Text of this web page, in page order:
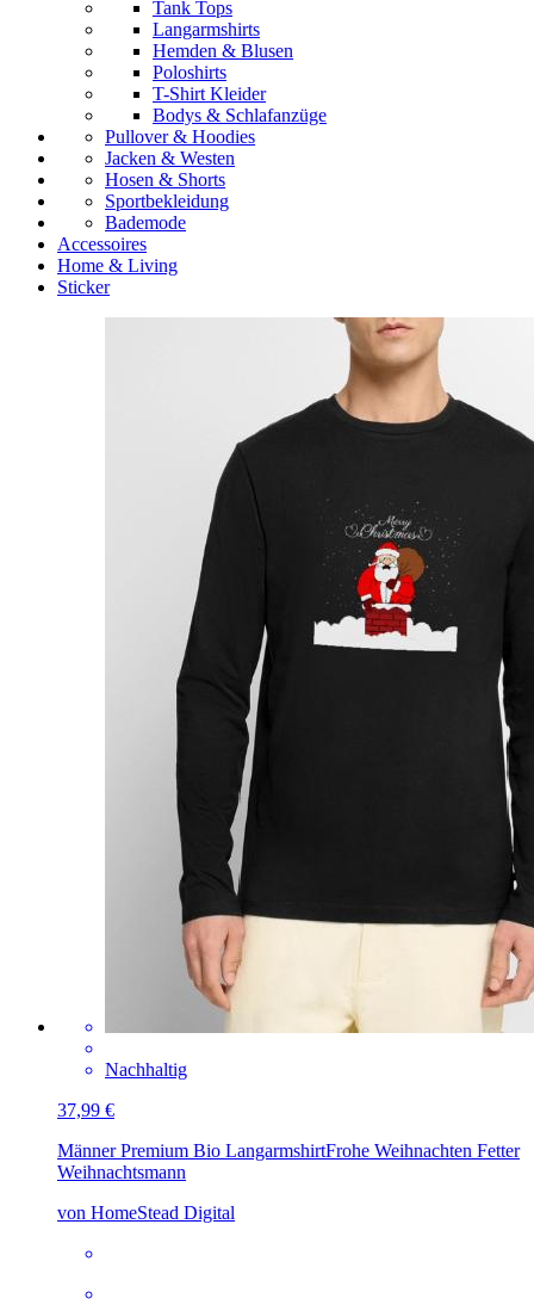
Tank Tops
Langarmshirts
Hemden & Blusen
Poloshirts
T-Shirt Kleider
Bodys & Schlafanzüge
Pullover & Hoodies
Jacken & Westen
Hosen & Shorts
Sportbekleidung
Bademode
Accessoires
Home & Living
Sticker
Nachhaltig
37,99 €
Männer Premium Bio LangarmshirtFrohe Weihnachten Fetter
Weihnachtsmann
von HomeStead Digital